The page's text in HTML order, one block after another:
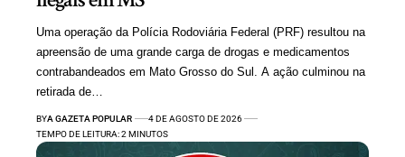
Uma operação da Polícia Rodoviária Federal (PRF) resultou na
apreensão de uma grande carga de drogas e medicamentos
contrabandeados em Mato Grosso do Sul. A ação culminou na
retirada de…
BYA GAZETA POPULAR
4 DE AGOSTO DE 2026
TEMPO DE LEITURA: 2 MINUTOS